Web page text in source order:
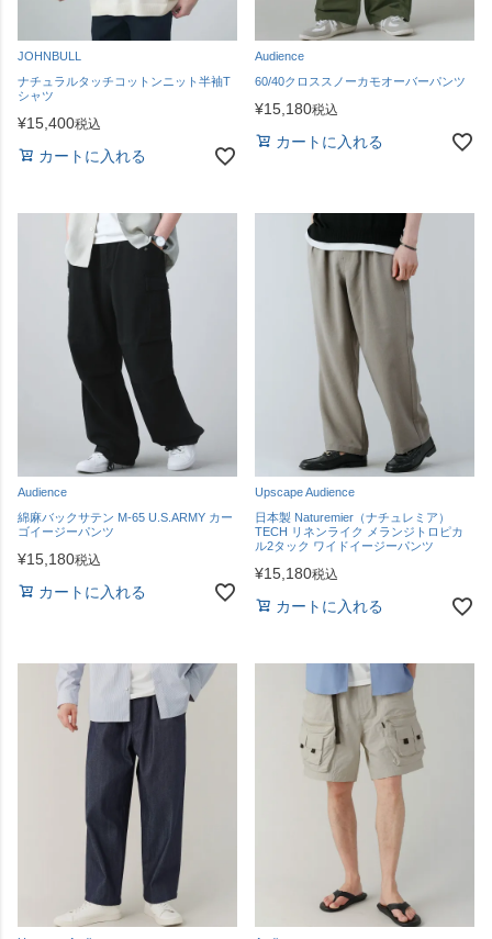
JOHNBULL
ナチュラルタッチコットンニット半袖T
シャツ
¥15,400税込
カートに入れる
Audience
60/40クロススノーカモオーバーパンツ
¥15,180税込
カートに入れる
Audience
綿麻バックサテン M-65 U.S.ARMY カー
ゴイージーパンツ
¥15,180税込
カートに入れる
Upscape Audience
日本製 Naturemier（ナチュレミア）
TECH リネンライク メランジトロピカ
ル2タック ワイドイージーパンツ
¥15,180税込
カートに入れる